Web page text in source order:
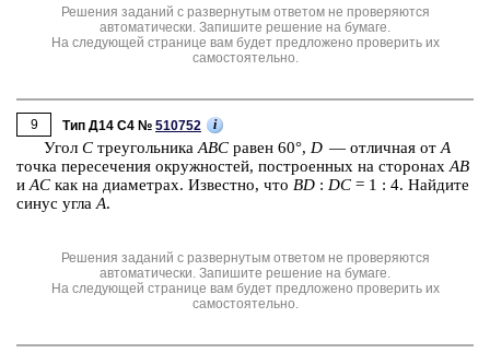
Решения заданий с развернутым ответом не проверяются
автоматически. Запишите решение на бумаге.
На следующей странице вам будет предложено проверить их
самостоятельно.
9 Тип Д14 C4 № 510752 i
Угол C тре­уголь­ни­каABC равен 60°, D — от­лич­ная отA
точка пе­ре­се­че­ния окруж­но­стей, по­стро­ен­ных на сто­ро­нахAB
иAC как на диа­мет­рах. Из­вест­но, что ВD : DC = 1 : 4. Най­ди­те
синус углаA.
Решения заданий с развернутым ответом не проверяются
автоматически. Запишите решение на бумаге.
На следующей странице вам будет предложено проверить их
самостоятельно.